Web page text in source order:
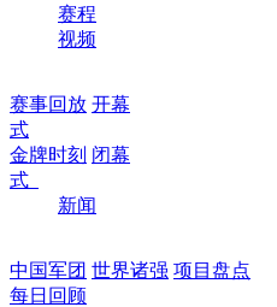
赛程
视频
赛事回放 开幕
式
金牌时刻 闭幕
式
新闻
中国军团 世界诸强 项目盘点
每日回顾